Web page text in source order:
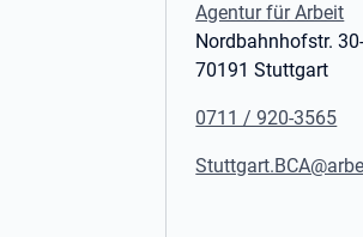
Agentur für Arbeit
Nordbahnhofstr.
70191 Stuttgart
0711 / 920-3565